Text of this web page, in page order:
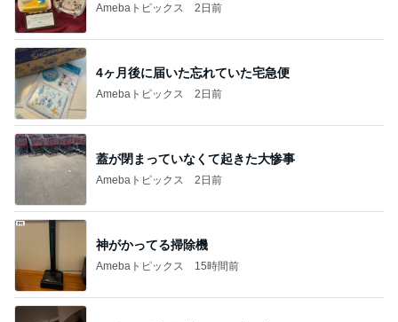
Amebaトピックス 2日前
4ヶ月後に届いた忘れていた宅急便
Amebaトピックス 2日前
蓋が閉まっていなくて起きた大惨事
Amebaトピックス 2日前
神がかってる掃除機
Amebaトピックス 15時間前